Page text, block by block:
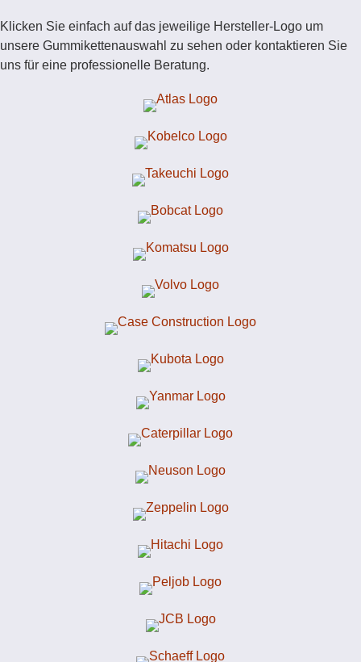
Klicken Sie einfach auf das jeweilige Hersteller-Logo um
unsere Gummikettenauswahl zu sehen oder kontaktieren Sie
uns für eine professionelle Beratung.